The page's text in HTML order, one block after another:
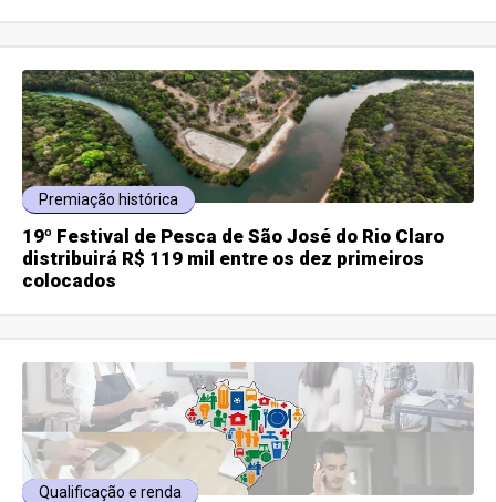
Premiação histórica
19º Festival de Pesca de São José do Rio Claro
distribuirá R$ 119 mil entre os dez primeiros
colocados
Qualificação e renda